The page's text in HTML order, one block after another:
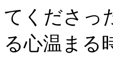
てくださっ
る心温まる